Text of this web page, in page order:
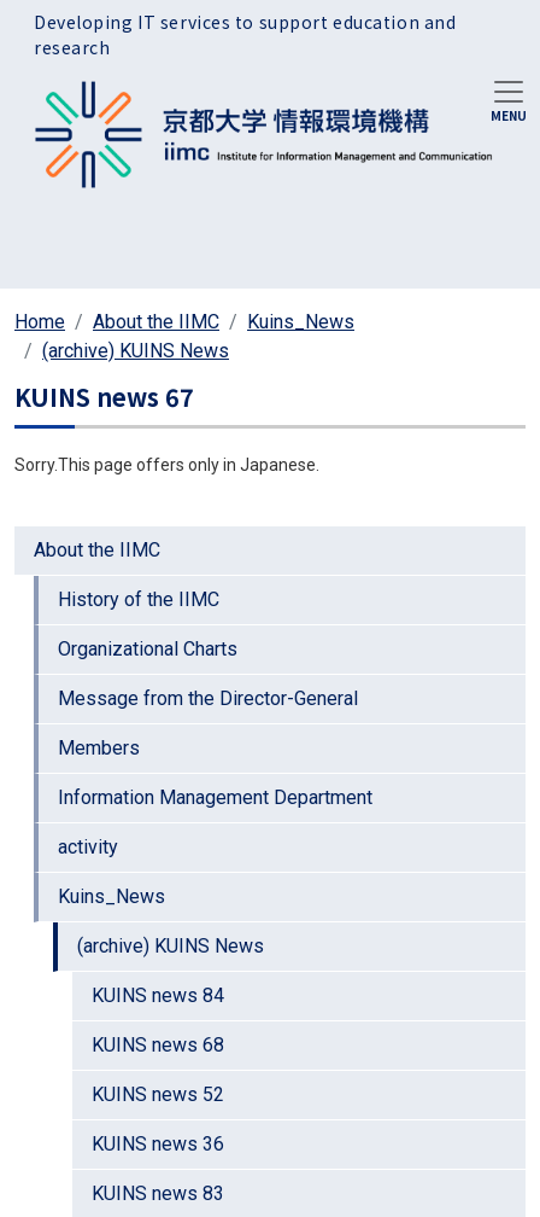
Skip to main content
Developing IT services to support education and
research
Home About the IIMC
Kuins_News
(archive) KUINS News
About the IIMC
History of the IIMC
Organizational Charts
Message from the Director-General
Members
Information Management Department
activity
Kuins_News
(archive) KUINS News
KUINS news 84
KUINS news 68
KUINS news 52
KUINS news 36
KUINS news 83
KUINS news 67
Sorry.This page offers only in Japanese.